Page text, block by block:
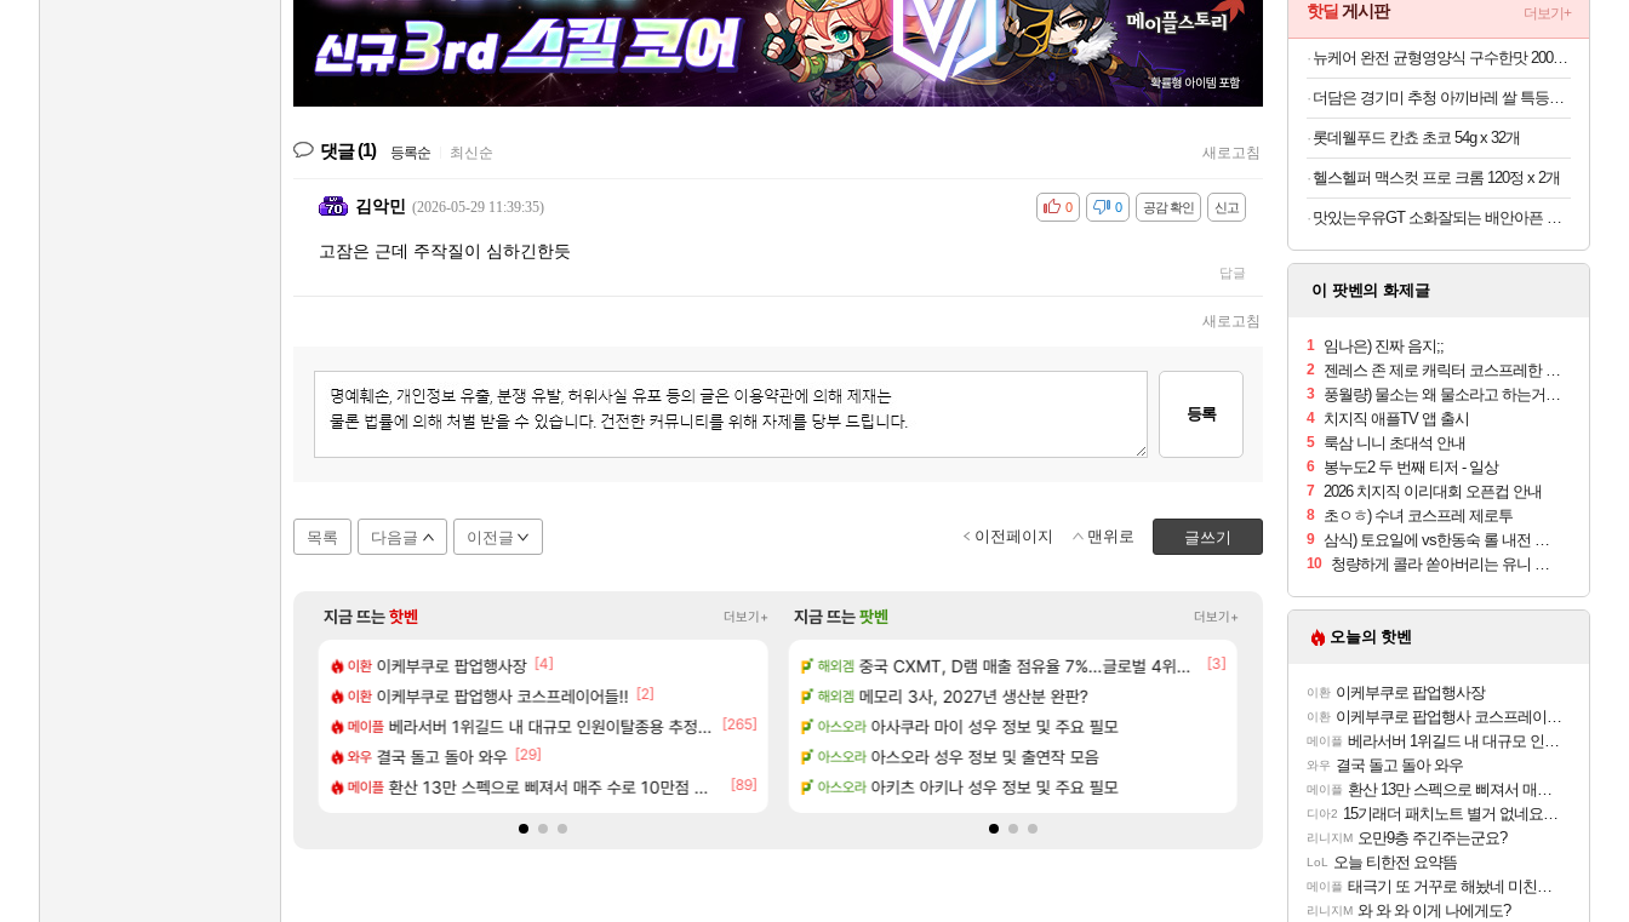
댓글(1) 등록순 최신순 새로고침
김악민 (2026-05-29 11:39:35) 신고
공감 확인
비공감 0
0
고잠은 근데 주작질이 심하긴한듯
답글
새로고침
등록
목록 다음글 이전글 글쓰기
이전페이지 맨위로
지금 뜨는핫벤 더보기+
이환 이케부쿠로 팝업행사장 [4]
이환 이케부쿠로 팝업행사 코스프레이어들!! [2]
메이플 베라서버 1위길드 내 대규모 인원이탈종용 추정사건
[265]
와우 결국 돌고 돌아 와우 [29]
메이플 환산 13만 스펙으로 삐져서 매주 수로 10만점 치고있으면 ㅋㅋ [89]
디아2 15기래더 패치노트 별거 없네요~없데이트수준?
리니지M 오만9층 주긴주는군요? [17]
LoL 오늘 티한전 요약뜸 [14]
메이플 태극기 또 거꾸로 해놨네 미친것들 ㅋㅋㅋ
리니지M 와 와 와 이게 나에게도? [23]
메이플 ㅇㅂ ) 재밌게 까네 [58]
LoL t1 3세트 진 이유 [29]
로아 애초에 홀딩저가가 짜치는게 이거임 ㅋㅋ
아이온2 아이온2 글로벌서버 해외 유저 반응
지금 뜨는팟벤 더보기+
차벤 아반테 2.0 자연흡기? [1]
비스트 모든 요리/작물 책 획득 위치 공략 (36개) - 미식가 도전과제
섭컬겜 무한대 아난타 유출과 앞으로의 예상 (루머)
PV 라스트 에포크 시즌5 - 서리화신의 분노 티저
해외겜 ‘GTA 6’ 예판 흥행…테이크투 “내부 예상 크게 넘어”
해외겜 중국 CXMT, D램 매출 점유율 7%…글로벌 4위로 부상
[3]
해외겜 메모리 3사, 2027년 생산분 완판?
아스오라 아사쿠라 마이 성우 정보 및 주요 필모
아스오라 아스오라 성우 정보 및 출연작 모음
아스오라 아키츠 아키나 성우 정보 및 주요 필모
GTA6 8월 28일 넷플릭스에서 예고편 공개 예정
비스트 모든 바우에라 업그레이드 아이템 획득 위치 공
아스오라 카가미하라 하루 성우 정보 및 주요 필모
비스트 모든 엘리트 골렘 위치 공략 (30개) - 방랑
핫딜 게시판 더보기+
뉴케어 완전 균형영양식 구수한맛 200ml x 24개
더담은 경기미 추청 아끼바레 쌀 특등급 10kg
롯데웰푸드 칸쵸 초코 54g x 32개
헬스헬퍼 맥스컷 프로 크롬 120정 x 2개
맛있는우유GT 소화잘되는 배안아픈 저지방우유 180ml x 48개
이 팟벤의 화제글
1 임나은) 진짜 음지;;
2 젠레스 존 제로 캐릭터 코스프레한 꽁주
3 풍월량) 물소는 왜 물소라고 하는거야? 아! 그만 ㅋㅋ 알았어 ㅋㅋ
4 치지직 애플TV 앱 출시
5 룩삼 니니 초대석 안내
6 봉누도2 두 번째 티저 - 일상
7 2026 치지직 이리대회 오픈컵 안내
8 초ㅇㅎ) 수녀 코스프레 제로투
9 삼식) 토요일에 vs한동숙 롤 내전 예정
10 청량하게 콜라 쏟아버리는 유니 ㅋㅋㅋ
오늘의 핫벤
이환 이케부쿠로 팝업행사장
이환 이케부쿠로 팝업행사 코스프레이어들!!
메이플 베라서버 1위길드 내 대규모 인원이탈종용 추정사건
와우 결국 돌고 돌아 와우
메이플 환산 13만 스펙으로 삐져서 매주 수로 10만점 치고있으면 ㅋㅋ
디아2 15기래더 패치노트 별거 없네요~없데이트수준?
리니지M 오만9층 주긴주는군요?
LoL 오늘 티한전 요약뜸
메이플 태극기 또 거꾸로 해놨네 미친것들 ㅋㅋㅋ
리니지M 와 와 와 이게 나에게도?